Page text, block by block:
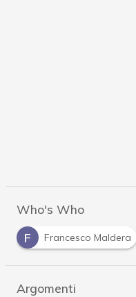
Who's Who
F
Francesco Maldera
Argomenti